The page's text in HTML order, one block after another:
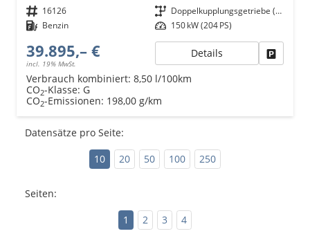
Fahrzeugnr. 16126 Getriebe
Doppelkupplungsgetriebe (DSG)
Kraftstoff Benzin Leistung 150 kW (204 PS)
39.895,– €
incl. 19% MwSt.
Details
Verbrauch kombiniert: 8,50 l/100km
CO2-Klasse: G
CO2-Emissionen: 198,00 g/km
Datensätze pro Seite:
10
20 50 100 250
Seiten:
1
2 3 4